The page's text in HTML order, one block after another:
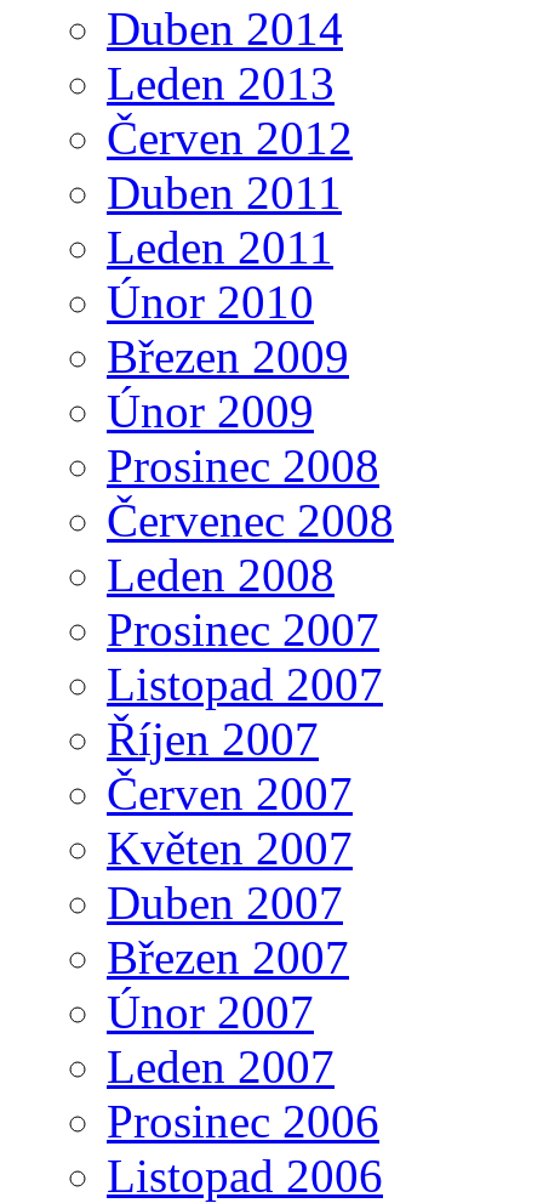
Duben 2014
Leden 2013
Červen 2012
Duben 2011
Leden 2011
Únor 2010
Březen 2009
Únor 2009
Prosinec 2008
Červenec 2008
Leden 2008
Prosinec 2007
Listopad 2007
Říjen 2007
Červen 2007
Květen 2007
Duben 2007
Březen 2007
Únor 2007
Leden 2007
Prosinec 2006
Listopad 2006